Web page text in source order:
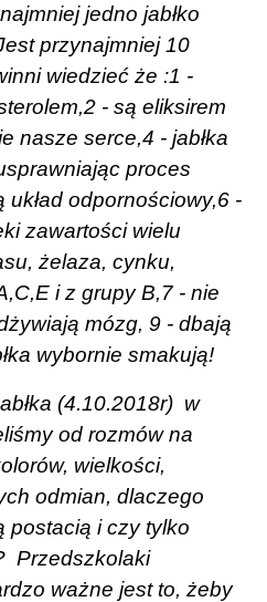
jedno jabłko
przynajmniej 10
wiedzieć że :1 -
- są eliksirem
nasze serce,4 - jabłka
proces
odpornościowy,6 -
zawartości wielu
żelaza, cynku,
i z grupy B,7 - nie
mózg, 9 - dbają
wybornie smakują!
(4.10.2018r) w
od rozmów na
wielkości,
odmian, dlaczego
postacią i czy tylko
Przedszkolaki
ważne jest to, żeby